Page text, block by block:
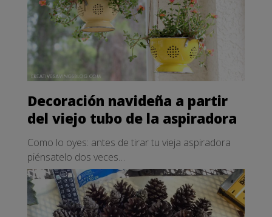
Decoración navideña a partir
del viejo tubo de la aspiradora
Como lo oyes: antes de tirar tu vieja aspiradora
piénsatelo dos veces…